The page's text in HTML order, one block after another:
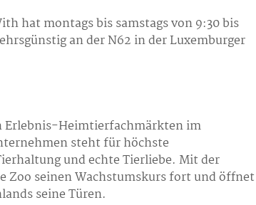
hat montags bis samstags von 9:30 bis
an der N62 in der Luxemburger
Erlebnis-Heimtierfachmärkten im
steht für höchste
und echte Tierliebe. Mit der
Zoo seinen Wachstumskurs fort und öffnet
seine Türen.